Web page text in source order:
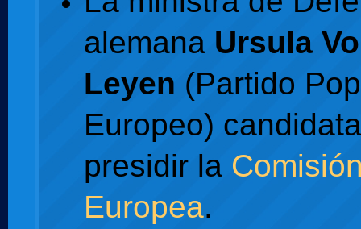
alemana Ursula
Leyen (Partido
Europeo)
presidir la
Europea.